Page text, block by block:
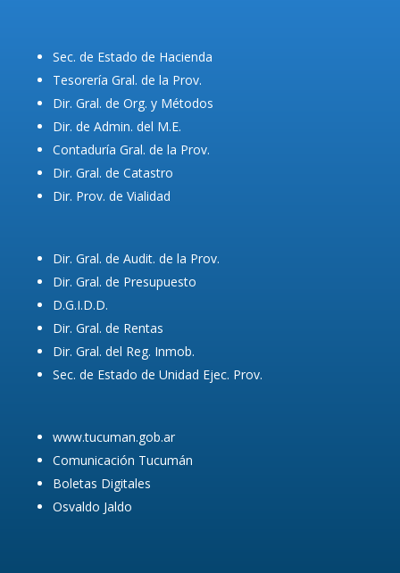
Sec. de Estado de Hacienda
Tesorería Gral. de la Prov.
Dir. Gral. de Org. y Métodos
Dir. de Admin. del M.E.
Contaduría Gral. de la Prov.
Dir. Gral. de Catastro
Dir. Prov. de Vialidad
Dir. Gral. de Audit. de la Prov.
Dir. Gral. de Presupuesto
D.G.I.D.D.
Dir. Gral. de Rentas
Dir. Gral. del Reg. Inmob.
Sec. de Estado de Unidad Ejec. Prov.
www.tucuman.gob.ar
Comunicación Tucumán
Boletas Digitales
Osvaldo Jaldo